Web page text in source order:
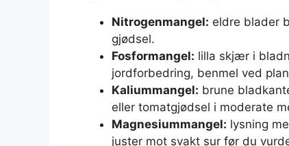
Nitrogenmangel: eldre blader
gjødsel.
Fosformangel: lilla skjær i
jordforbedring, benmel ved
Kaliummangel: brune
eller tomatgjødsel i moderate
Magnesiummangel: lysning
juster mot svakt sur før du